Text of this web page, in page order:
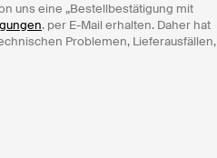
uns eine „Bestellbestätigung mit
. per E-Mail erhalten. Daher hat
Problemen, Lieferausfällen,